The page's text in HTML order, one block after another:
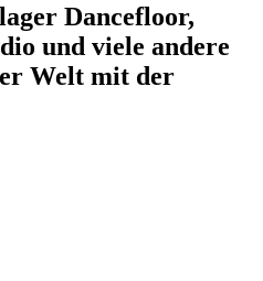
Dancefloor,
und viele andere
Welt mit der